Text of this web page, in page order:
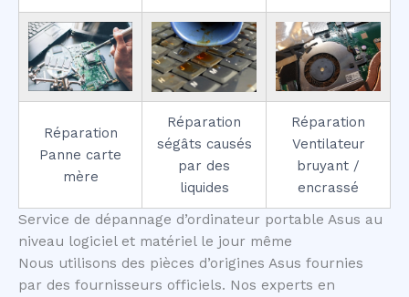
Réparation
Panne carte
mère
Réparation
ségâts causés
par des
liquides
Réparation
Ventilateur
bruyant /
encrassé
Service de dépannage d’ordinateur portable Asus au
niveau logiciel et matériel le jour même
Nous utilisons des pièces d’origines Asus fournies
par des fournisseurs officiels. Nos experts en